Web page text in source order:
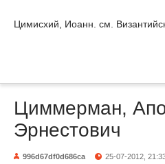
Цимисхий, Иоанн. см.
Циммерман,
Эрнестович
996d67df0d686ca 25-07-2012,